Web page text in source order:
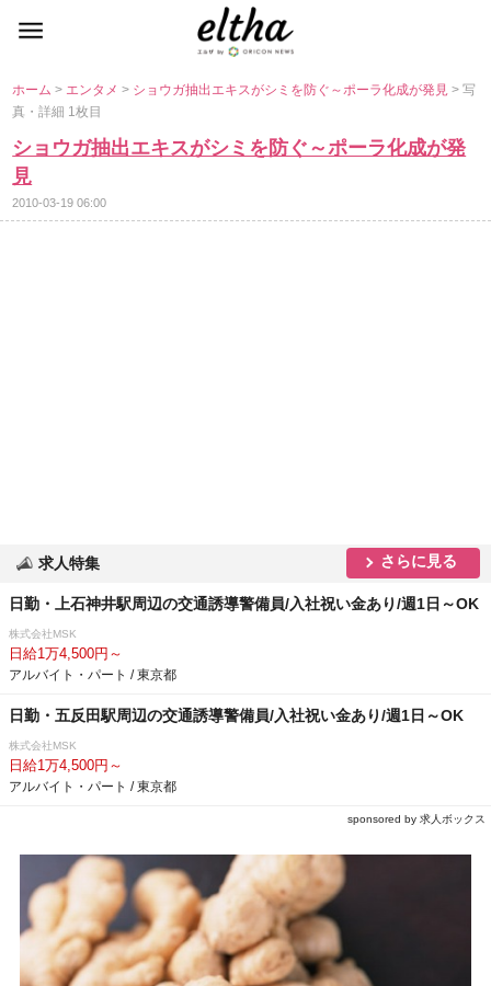
ホーム> エンタメ> ショウガ抽出エキスがシミを防ぐ～ポーラ化成が発見> 写
真・詳細 1枚目
ショウガ抽出エキスがシミを防ぐ～ポーラ化成が発
見
2010-03-19 06:00
求人特集 さらに見る
日勤・上石神井駅周辺の交通誘導警備員/入社祝い金あり/週1日～OK
株式会社MSK
日給1万4,500円～
アルバイト・パート / 東京都
日勤・五反田駅周辺の交通誘導警備員/入社祝い金あり/週1日～OK
株式会社MSK
日給1万4,500円～
アルバイト・パート / 東京都
sponsored by 求人ボックス